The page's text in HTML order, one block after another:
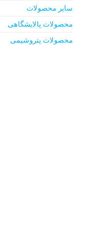
سایر محصولات
محصولات پالایشگاهی
محصولات پتروشیمی